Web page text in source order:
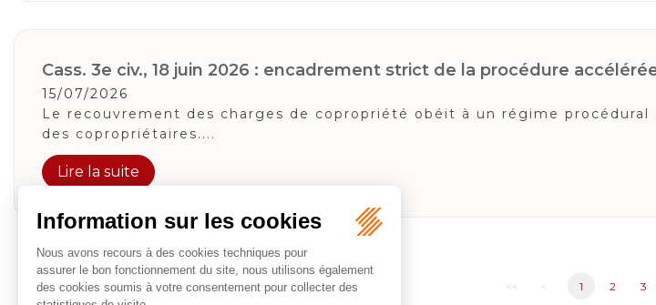
Cass. 3e civ., 18 juin 2026 : encadrement strict de la procédure
15/07/2026
Le recouvrement des charges de copropriété obéit à un régime
des copropriétaires....
Lire la suite
1 2 3